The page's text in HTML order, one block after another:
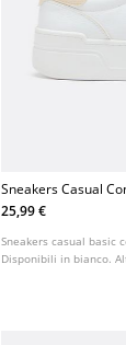
Sneakers Casual
25,99 €
Sneakers casual basic
Disponibili in bianco.